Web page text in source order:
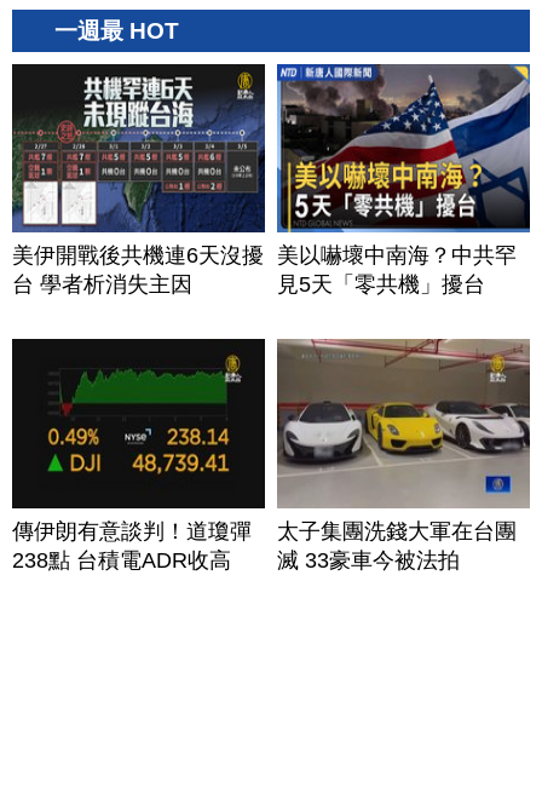
一週最 HOT
美伊開戰後共機連6天沒擾
台 學者析消失主因
美以嚇壞中南海？中共罕
見5天「零共機」擾台
傳伊朗有意談判！道瓊彈
238點 台積電ADR收高
太子集團洗錢大軍在台團
滅 33豪車今被法拍